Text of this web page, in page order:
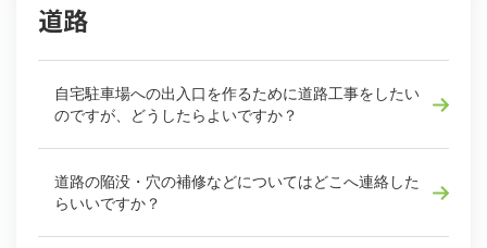
道路
自宅駐車場への出入口を作るために道路工事をしたい
のですが、どうしたらよいですか？
道路の陥没・穴の補修などについてはどこへ連絡した
らいいですか？